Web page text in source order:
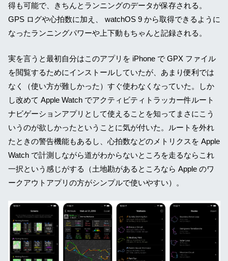
得も可能で、きちんとランニングのデータが保存される。
GPS ログや心拍数に加え、 watchOS 9 から取得できるように
なったランニングパワーや上下動もちゃんと記録される。
実を言うと最初自分はこのアプリを iPhone で GPX ファイル
を閲覧するためにインストールしていたが、あまり便利では
なく（使い方が難しかった）すぐ使わなくなっていた。しか
し改めて Apple Watch でアクティビティトラッカー件ルート
ナビゲーションアプリとして使えることを知ってまさにこう
いうのが欲しかったということに気が付いた。ルートを外れ
たときの警告機能もあるし、心拍数などのメトリクスを Apple
Watch で計測しながら道がわからないところを走るならこれ
一択という感じがする（土地勘があるところなら Apple のワ
ークアウトアプリの方がシンプルで使いやすい）。